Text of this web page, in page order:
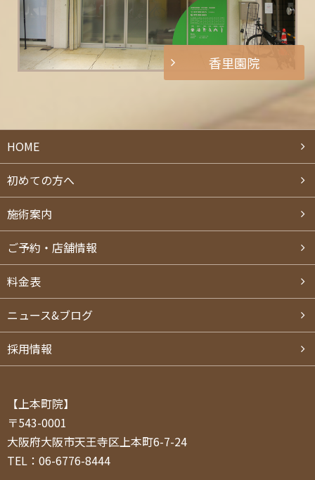
香里園院
HOME
初めての方へ
施術案内
ご予約・店舗情報
料⾦表
ニュース&ブログ
採用情報
【上本町院】
〒543-0001
大阪府大阪市天王寺区上本町6-7-24
TEL：06-6776-8444